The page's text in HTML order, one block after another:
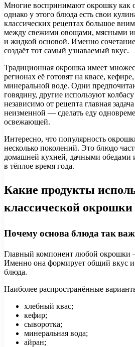
Многие воспринимают окрошку как
однако у этого блюда есть свои
классических рецептах большое
между свежими овощами, мясными
и жидкой основой. Именно
создаёт тот самый узнаваемый вкус.
Традиционная окрошка имеет
регионах её готовят на квасе,
минеральной воде. Одни
говядину, другие используют
независимо от рецепта главная
неизменной — сделать еду
освежающей.
Интересно, что популярность
несколько поколений. Это блюдо
домашней кухней, дачными обедами
в тёплое время года.
Какие продукты
классической окрошки
Почему основа блюда так
Главный компонент любой окрошки
Именно она формирует общий вкус и
блюда.
Наиболее распространённые
хлебный квас;
кефир;
сыворотка;
минеральная вода;
айран;